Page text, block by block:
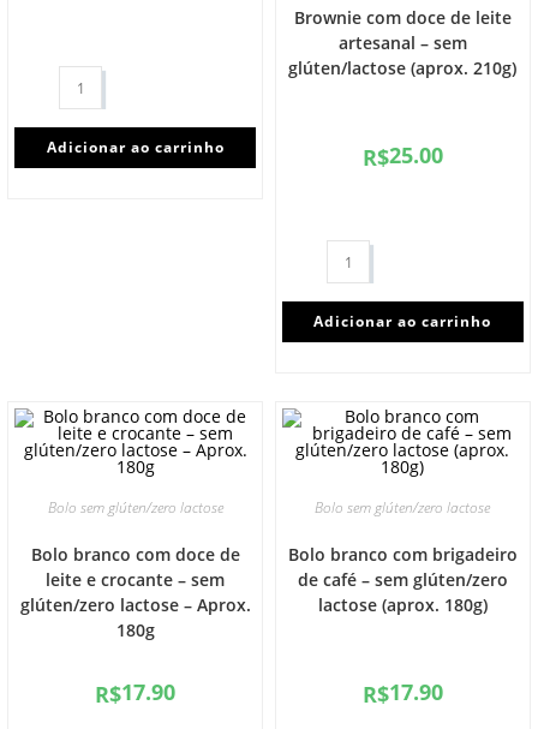
Adicionar ao carrinho
Brownie com doce de leite
artesanal – sem
glúten/lactose (aprox. 210g)
R$25.00
Adicionar ao carrinho
Bolo sem glúten/zero lactose
Bolo branco com doce de
leite e crocante – sem
glúten/zero lactose – Aprox.
180g
R$17.90
Bolo sem glúten/zero lactose
Bolo branco com brigadeiro
de café – sem glúten/zero
lactose (aprox. 180g)
R$17.90